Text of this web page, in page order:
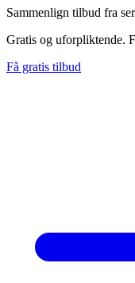
Sammenlign tilbud fra
Gratis og uforpliktende.
Få gratis tilbud